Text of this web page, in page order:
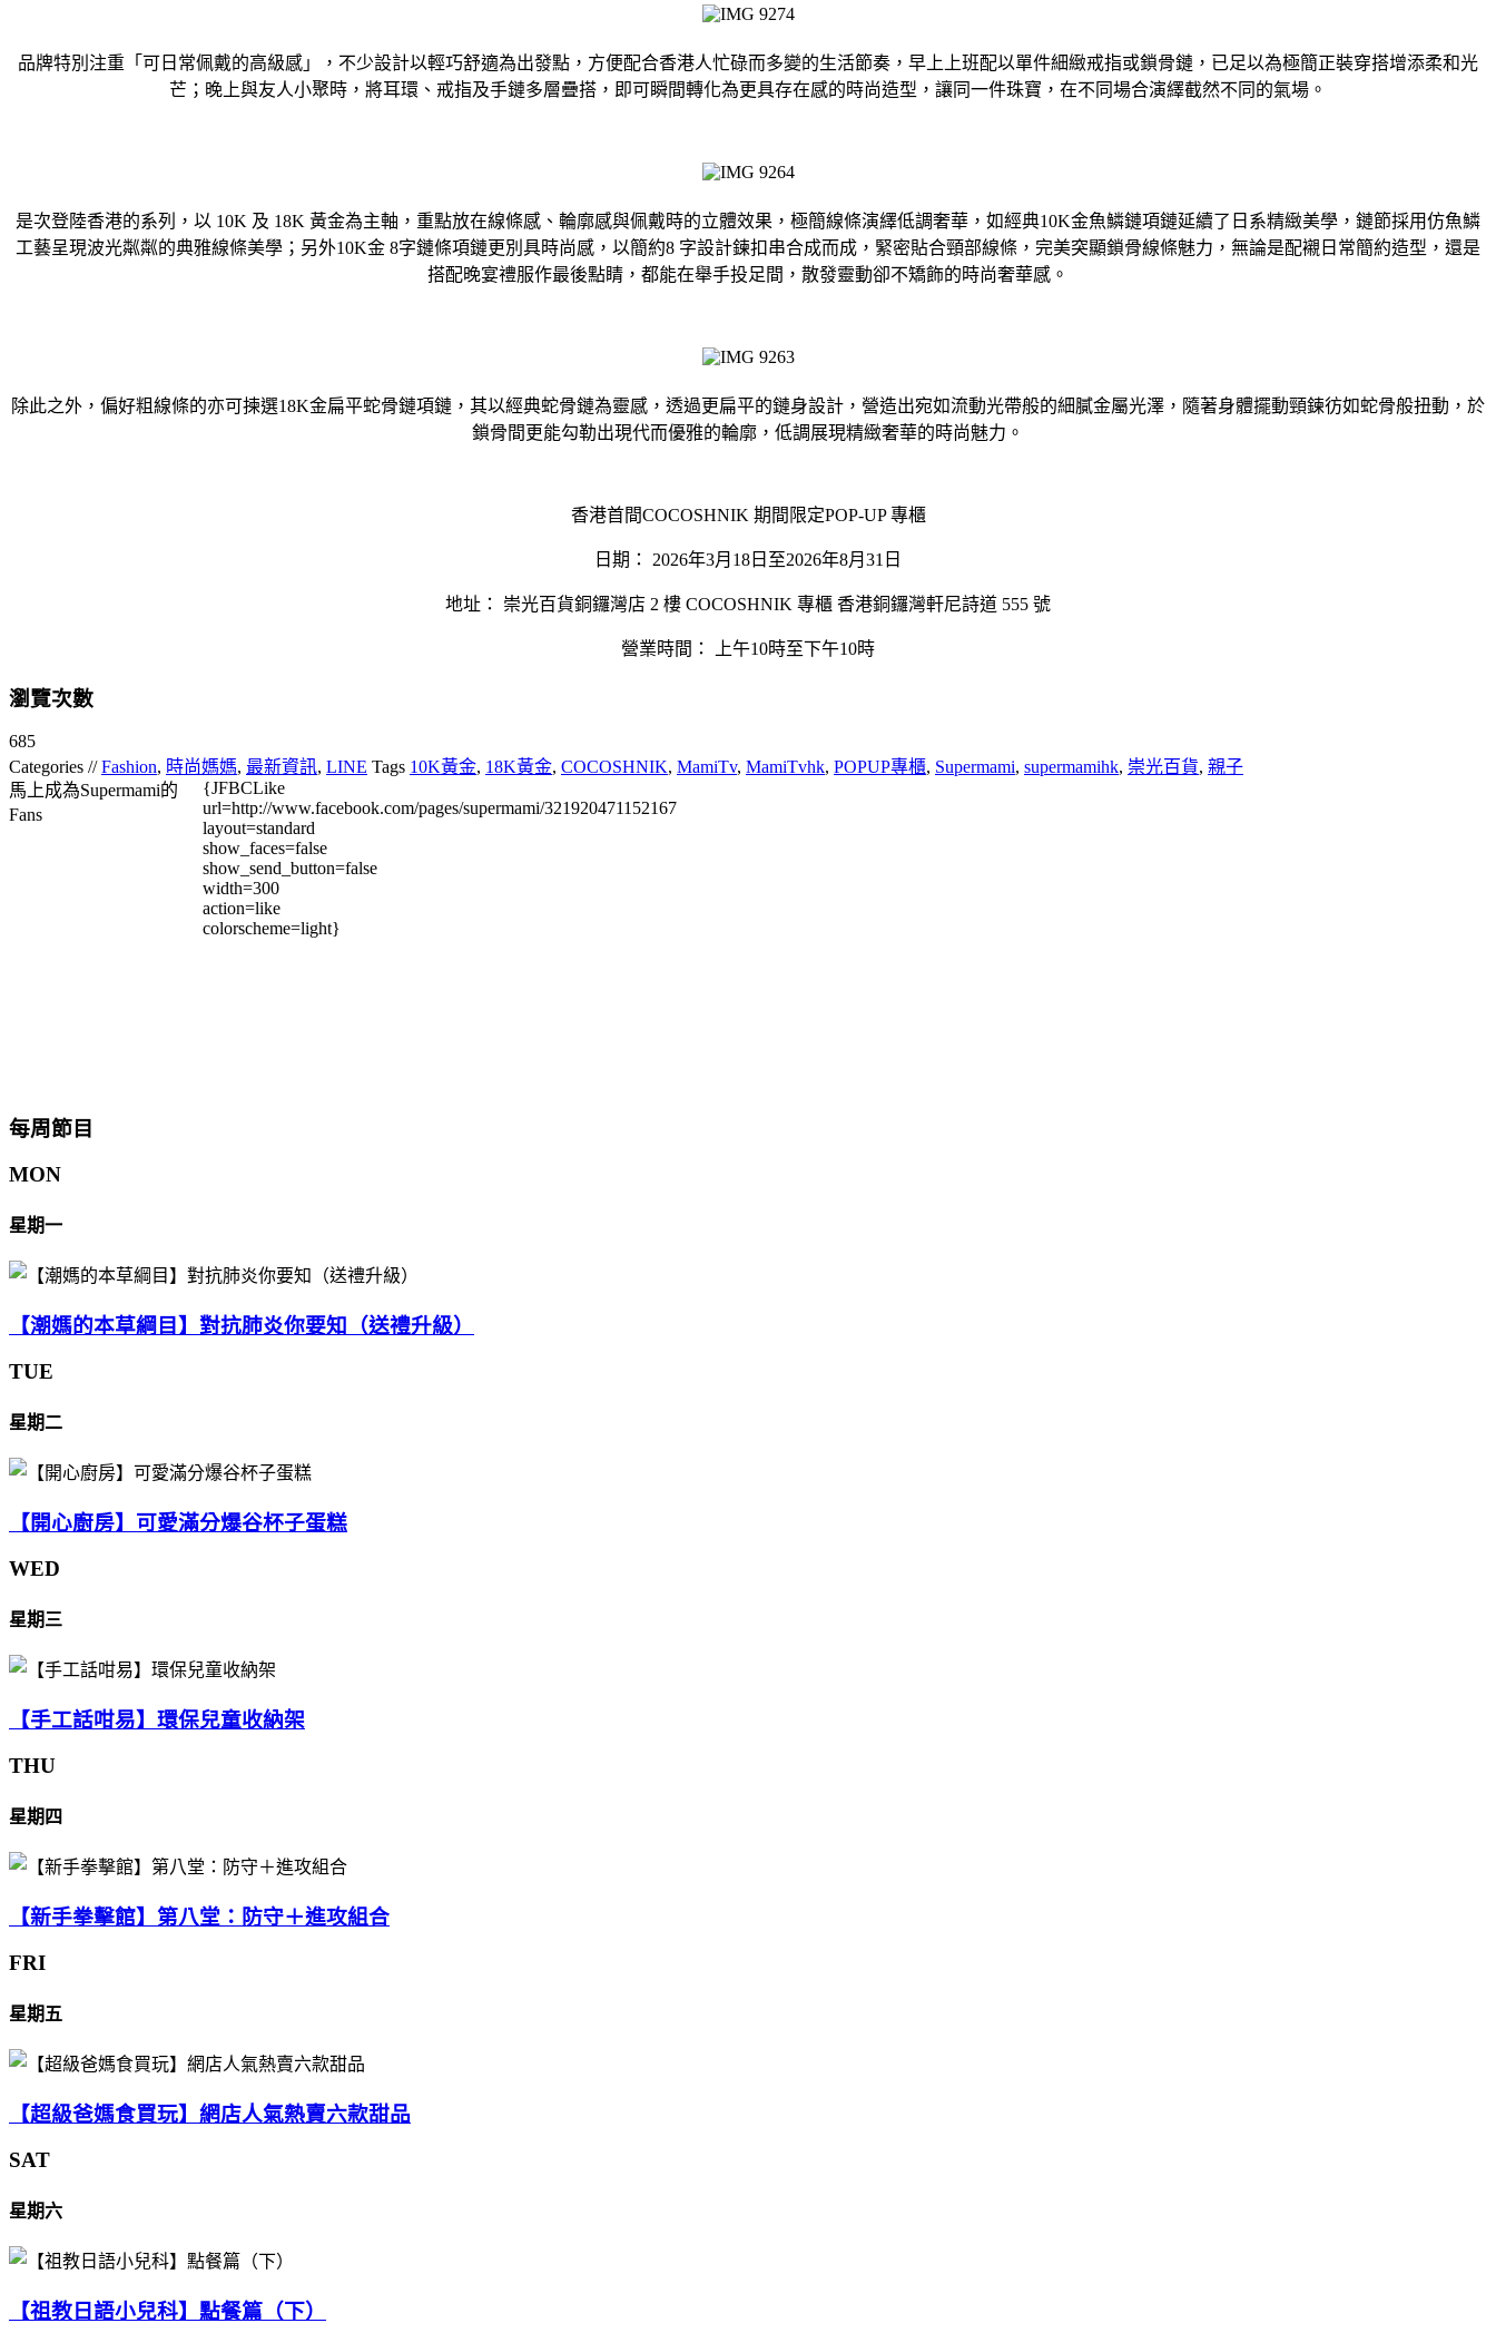
品牌特別注重「可日常佩戴的高級感」，不少設計以輕巧舒適為出發點，方便配合香港人忙碌而多變的生活節奏，早上上班配以單件細緻戒指或鎖骨鏈，已足以為極簡正裝穿搭增添柔和光
芒；晚上與友人小聚時，將耳環、戒指及手鏈多層疊搭，即可瞬間轉化為更具存在感的時尚造型，讓同一件珠寶，在不同場合演繹截然不同的氣場。
是次登陸香港的系列，以 10K 及 18K 黃金為主軸，重點放在線條感、輪廓感與佩戴時的立體效果，極簡線條演繹低調奢華，如經典10K金魚鱗鏈項鏈延續了日系精緻美學，鏈節採用仿魚鱗
工藝呈現波光粼粼的典雅線條美學；另外10K金 8字鏈條項鏈更別具時尚感，以簡約8 字設計鍊扣串合成而成，緊密貼合頸部線條，完美突顯鎖骨線條魅力，無論是配襯日常簡約造型，還是
搭配晚宴禮服作最後點睛，都能在舉手投足間，散發靈動卻不矯飾的時尚奢華感。
除此之外，偏好粗線條的亦可揀選18K金扁平蛇骨鏈項鏈，其以經典蛇骨鏈為靈感，透過更扁平的鏈身設計，營造出宛如流動光帶般的細膩金屬光澤，隨著身體擺動頸鍊彷如蛇骨般扭動，於
鎖骨間更能勾勒出現代而優雅的輪廓，低調展現精緻奢華的時尚魅力。
香港首間COCOSHNIK 期間限定POP-UP 專櫃
日期： 2026年3月18日至2026年8月31日
地址： 崇光百貨銅鑼灣店 2 樓 COCOSHNIK 專櫃 香港銅鑼灣軒尼詩道 555 號
營業時間： 上午10時至下午10時
瀏覽次數
685
Categories //Fashion, 時尚媽媽, 最新資訊, LINE Tags 10K黃金, 18K黃金, COCOSHNIK, MamiTv, MamiTvhk, POPUP專櫃, Supermami, supermamihk, 崇光百貨, 親子
馬上成為Supermami的
Fans
{JFBCLike
url=http://www.facebook.com/pages/supermami/321920471152167
layout=standard
show_faces=false
show_send_button=false
width=300
action=like
colorscheme=light}
每周節目
MON
星期一
【潮媽的本草綱目】對抗肺炎你要知（送禮升級）
TUE
星期二
【開心廚房】可愛滿分爆谷杯子蛋糕
WED
星期三
【手工話咁易】環保兒童收納架
THU
星期四
【新手拳擊館】第八堂：防守＋進攻組合
FRI
星期五
【超級爸媽食買玩】網店人氣熱賣六款甜品
SAT
星期六
【祖教日語小兒科】點餐篇（下）